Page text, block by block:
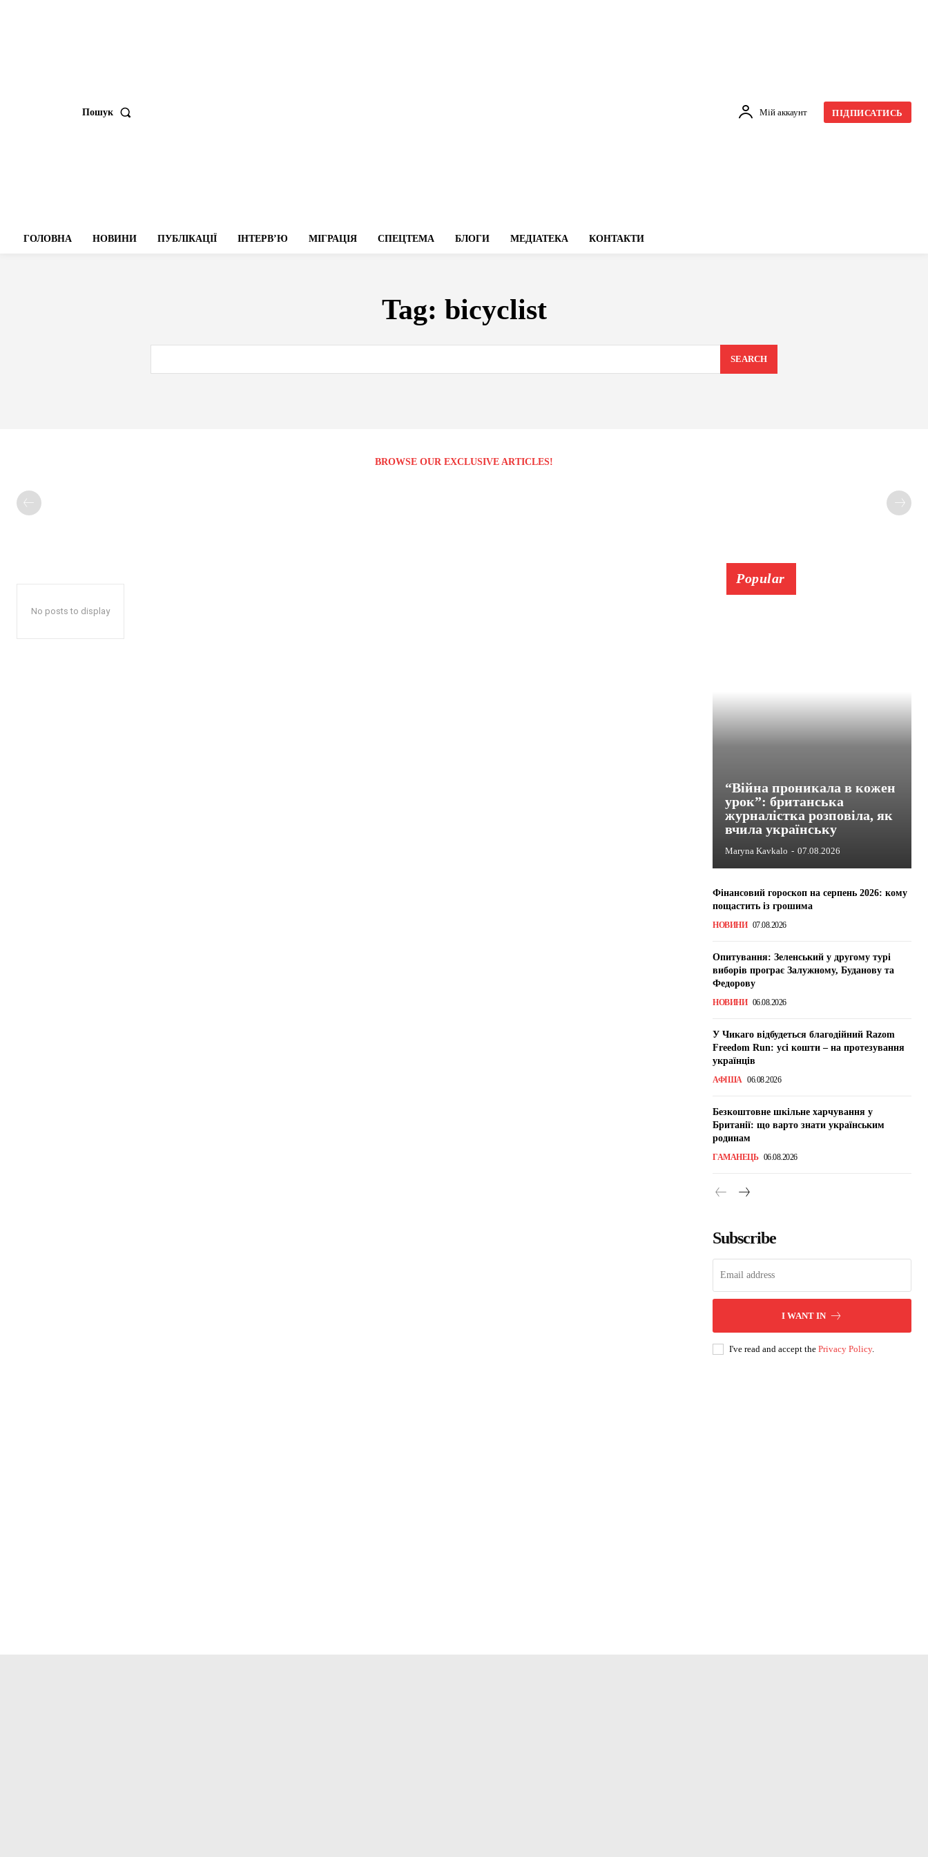
Пошук Мій аккаунт ПІДПИСАТИСЬ
ГОЛОВНА НОВИНИ ПУБЛІКАЦІЇ ІНТЕРВʼЮ МІГРАЦІЯ СПЕЦТЕМА БЛОГИ МЕДІАТЕКА КОНТАКТИ
Tag: bicyclist
SEARCH
BROWSE OUR EXCLUSIVE ARTICLES!
No posts to display
Popular
“Війна проникала в кожен
урок”: британська
журналістка розповіла, як
вчила українську
Maryna Kavkalo - 07.08.2026
Фінансовий гороскоп на серпень 2026: кому
пощастить із грошима
НОВИНИ 07.08.2026
Опитування: Зеленський у другому турі
виборів програє Залужному, Буданову та
Федорову
НОВИНИ 06.08.2026
У Чикаго відбудеться благодійний Razom
Freedom Run: усі кошти – на протезування
українців
АФІША 06.08.2026
Безкоштовне шкільне харчування у
Британії: що варто знати українським
родинам
ГАМАНЕЦЬ 06.08.2026
Subscribe
I WANT IN
I've read and accept the Privacy Policy.